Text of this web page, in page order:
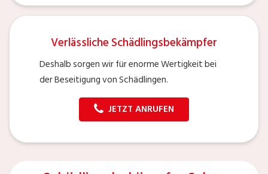
Verlässliche Schädlingsbekämpfer
Deshalb sorgen wir für enorme Wertigkeit bei
der Beseitigung von Schädlingen.
JETZT ANRUFEN